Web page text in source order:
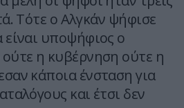
Τότε ο Αλγκάν ψήφισε
υποψήφιος ο
η κυβέρνηση ούτε η
κάποια ένσταση για
και έτσι δεν